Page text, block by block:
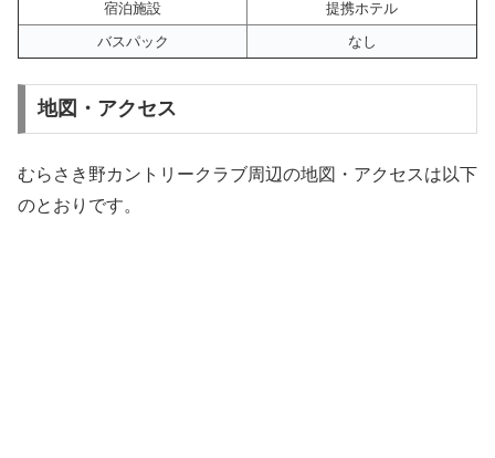
宿泊施設
提携ホテル
バスパック
なし
地図・アクセス
むらさき野カントリークラブ周辺の地図・アクセスは以下
のとおりです。